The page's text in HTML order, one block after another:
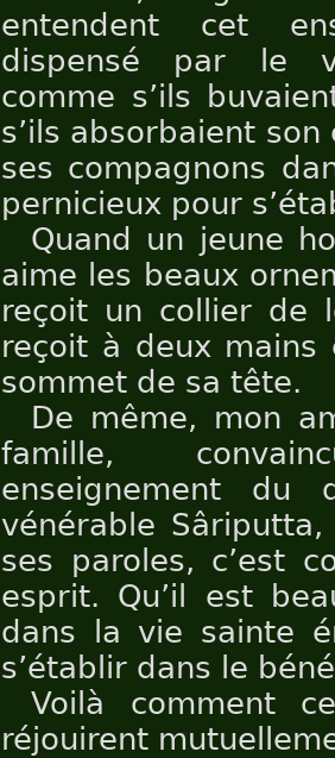
entendent cet
dispensé par le
comme s’ils
s’ils absorbaient
ses compagnons
pernicieux pour
Quand un jeune
aime les beaux
reçoit un collier de
reçoit à deux
sommet de sa tête.
De même, mon
famille,
enseignement du
vénérable
ses paroles, c’est
esprit. Qu’il est
dans la vie sainte
s’établir dans le
Voilà comment
réjouirent